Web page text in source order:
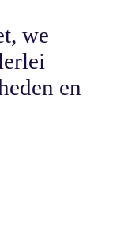
we
en